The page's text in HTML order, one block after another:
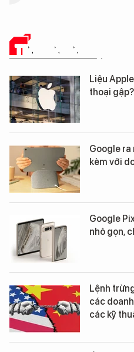
TIN CÔNG NGHỆ
Liệu
thoại gập?
Google ra
kèm với
Google
nhỏ gọn,
Lệnh
các
các kỹ